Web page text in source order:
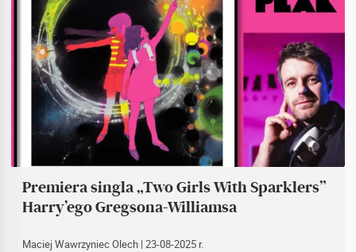
Premiera singla „Two Girls With Sparklers”
Harry’ego Gregsona-Williamsa
Maciej Wawrzyniec Olech | 23-08-2025 r.